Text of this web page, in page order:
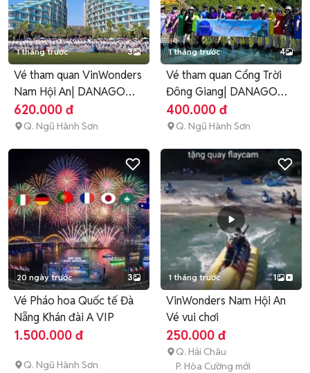
1 tháng trước 3
Vé tham quan VinWonders
Nam Hội An| DANAGO
Travel
620.000 đ
Q. Ngũ Hành Sơn
1 tháng trước 4
Vé tham quan Cổng Trời
Đông Giang| DANAGO
Travel
400.000 đ
Q. Ngũ Hành Sơn
20 ngày trước 3
Vé Pháo hoa Quốc tế Đà
Nẵng Khán đài A VIP
1.500.000 đ
Q. Ngũ Hành Sơn
1 tháng trước 1
VinWonders Nam Hội An
Vé vui chơi
250.000 đ
Q. Hải Châu
P. Hòa Cường mới